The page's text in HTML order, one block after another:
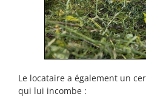
Le locataire a également un
qui lui incombe :